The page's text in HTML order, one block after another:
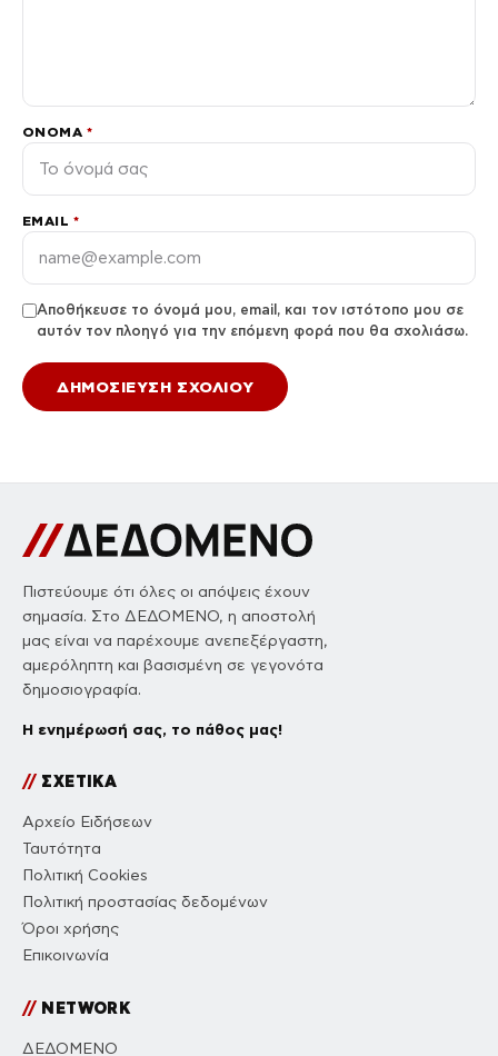
ΌΝΟΜΑ *
EMAIL *
Αποθήκευσε το όνομά μου, email, και τον ιστότοπο μου σε
αυτόν τον πλοηγό για την επόμενη φορά που θα σχολιάσω.
Πιστεύουμε ότι όλες οι απόψεις έχουν
σημασία. Στο ΔΕΔΟΜΕΝΟ, η αποστολή
μας είναι να παρέχουμε ανεπεξέργαστη,
αμερόληπτη και βασισμένη σε γεγονότα
δημοσιογραφία.
Η ενημέρωσή σας, το πάθος μας!
//ΣΧΕΤΙΚΑ
Αρχείο Ειδήσεων
Ταυτότητα
Πολιτική Cookies
Πολιτική προστασίας δεδομένων
Όροι χρήσης
Επικοινωνία
//NETWORK
ΔΕΔΟΜΕΝΟ